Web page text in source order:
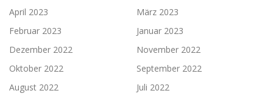
April 2023
März 2023
Februar 2023
Januar 2023
Dezember 2022
November 2022
Oktober 2022
September 2022
August 2022
Juli 2022